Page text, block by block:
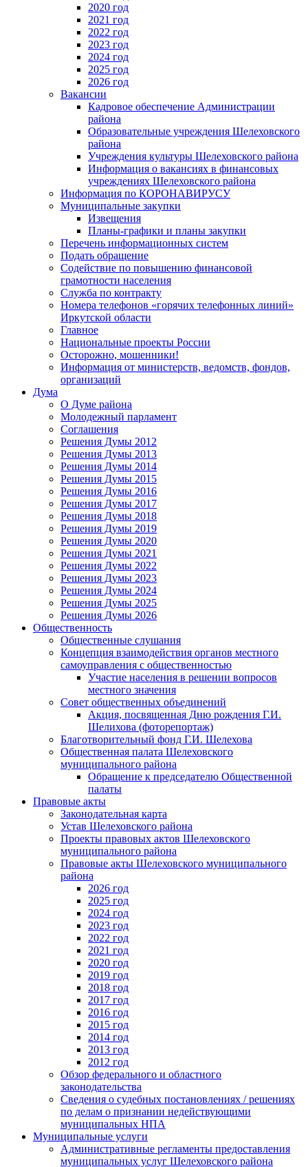
2020 год
2021 год
2022 год
2023 год
2024 год
2025 год
2026 год
Вакансии
Кадровое обеспечение Администрации
района
Образовательные учреждения Шелеховского
района
Учреждения культуры Шелеховского района
Информация о вакансиях в финансовых
учреждениях Шелеховского района
Информация по КОРОНАВИРУСУ
Муниципальные закупки
Извещения
Планы-графики и планы закупки
Перечень информационных систем
Подать обращение
Содействие по повышению финансовой
грамотности населения
Служба по контракту
Номера телефонов «горячих телефонных линий»
Иркутской области
Главное
Национальные проекты России
Осторожно, мошенники!
Информация от министерств, ведомств, фондов,
организаций
Дума
О Думе района
Молодежный парламент
Соглашения
Решения Думы 2012
Решения Думы 2013
Решения Думы 2014
Решения Думы 2015
Решения Думы 2016
Решения Думы 2017
Решения Думы 2018
Решения Думы 2019
Решения Думы 2020
Решения Думы 2021
Решения Думы 2022
Решения Думы 2023
Решения Думы 2024
Решения Думы 2025
Решения Думы 2026
Общественность
Общественные слушания
Концепция взаимодействия органов местного
самоуправления с общественностью
Участие населения в решении вопросов
местного значения
Совет общественных объединений
Акция, посвященная Дню рождения Г.И.
Шелихова (фоторепортаж)
Благотворительный фонд Г.И. Шелехова
Общественная палата Шелеховского
муниципального района
Обращение к председателю Общественной
палаты
Правовые акты
Законодательная карта
Устав Шелеховского района
Проекты правовых актов Шелеховского
муниципального района
Правовые акты Шелеховского муниципального
района
2026 год
2025 год
2024 год
2023 год
2022 год
2021 год
2020 год
2019 год
2018 год
2017 год
2016 год
2015 год
2014 год
2013 год
2012 год
Обзор федерального и областного
законодательства
Сведения о судебных постановлениях / решениях
по делам о признании недействующими
муниципальных НПА
Муниципальные услуги
Административные регламенты предоставления
муниципальных услуг Шелеховского района